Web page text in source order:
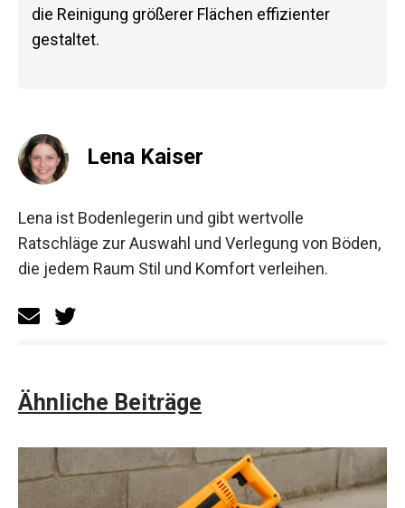
die Reinigung größerer Flächen effizienter
gestaltet.
Lena Kaiser
Lena ist Bodenlegerin und gibt wertvolle
Ratschläge zur Auswahl und Verlegung von Böden,
die jedem Raum Stil und Komfort verleihen.
Ähnliche Beiträge